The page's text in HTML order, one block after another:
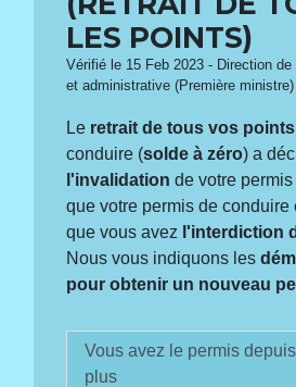
LES POINTS)
Vérifié le 15 Feb 2023 - Direction
et administrative (Première ministre)
Le retrait de tous vos points
conduire (solde à zéro) a
l'invalidation de votre
que votre permis de
que vous avez l'interdiction
Nous vous indiquons les
pour obtenir un nouveau
Vous avez le permis
plus